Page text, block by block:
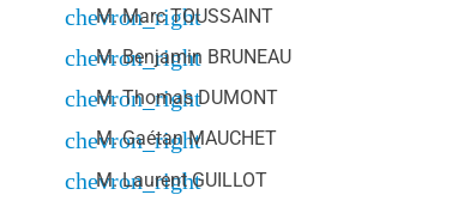
M. Marc TOUSSAINT
M. Benjamin BRUNEAU
M. Thomas DUMONT
M. Gaétan MAUCHET
M. Laurent GUILLOT